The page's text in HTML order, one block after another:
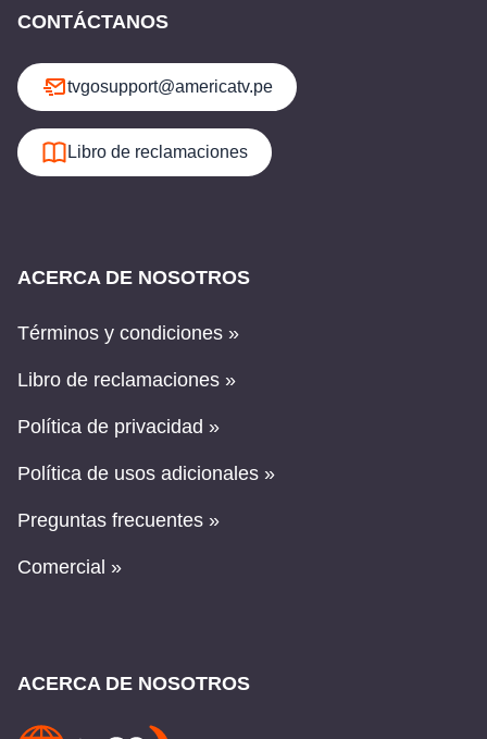
CONTÁCTANOS
tvgosupport@americatv.pe
Libro de reclamaciones
ACERCA DE NOSOTROS
Términos y condiciones »
Libro de reclamaciones »
Política de privacidad »
Política de usos adicionales »
Preguntas frecuentes »
Comercial »
ACERCA DE NOSOTROS